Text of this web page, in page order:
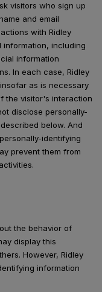
visitors who sign up
and email
with Ridley
information, including
information
In each case, Ridley
as is necessary
the visitor's interaction
disclose personally-
below. And
identifying
prevent them from
the behavior of
display this
However, Ridley
information